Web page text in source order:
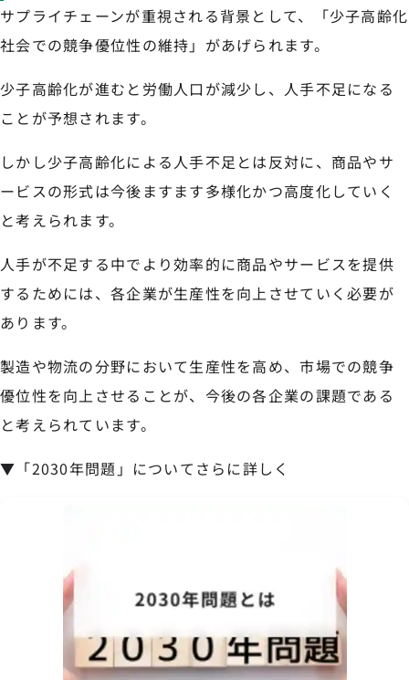
サプライチェーンが重視される背景として、「少子高齢化
社会での競争優位性の維持」があげられます。
少子高齢化が進むと労働人口が減少し、人手不足になる
ことが予想されます。
しかし少子高齢化による人手不足とは反対に、商品やサ
ービスの形式は今後ますます多様化かつ高度化していく
と考えられます。
人手が不足する中でより効率的に商品やサービスを提供
するためには、各企業が生産性を向上させていく必要が
あります。
製造や物流の分野において生産性を高め、市場での競争
優位性を向上させることが、今後の各企業の課題である
と考えられています。
▼「2030年問題」についてさらに詳しく